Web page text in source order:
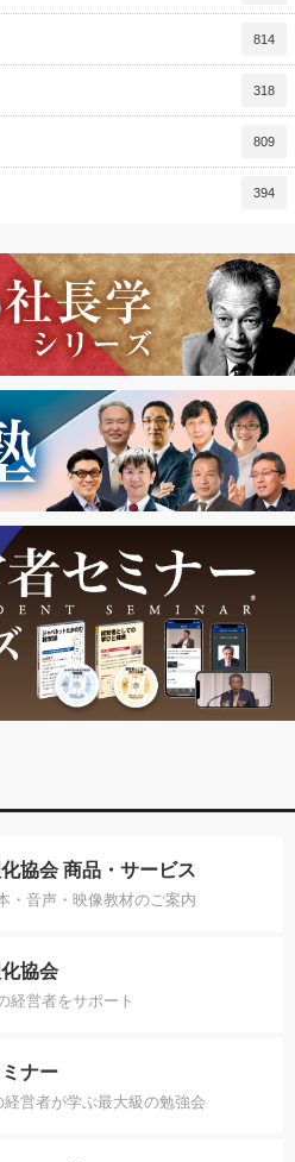
814
318
809
394
協会 商品・サービス
・音声・映像教材のご案内
協会
経営者をサポート
ナー
営者が学ぶ最大級の勉強会